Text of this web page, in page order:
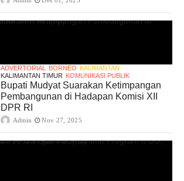
ADVERTORIAL BORNEO KALIMANTAN
KALIMANTAN TIMUR KOMUNIKASI PUBLIK
Bupati Mudyat Suarakan Ketimpangan
Pembangunan di Hadapan Komisi XII
DPR RI
Admin Nov 27, 2025